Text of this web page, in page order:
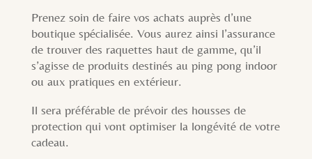
Prenez soin de faire vos achats auprès d’une
boutique spécialisée. Vous aurez ainsi l’assurance
de trouver des raquettes haut de gamme, qu’il
s’agisse de produits destinés au ping pong indoor
ou aux pratiques en extérieur.
Il sera préférable de prévoir des housses de
protection qui vont optimiser la longévité de votre
cadeau.